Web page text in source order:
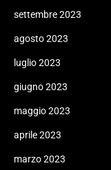
settembre 2023
agosto 2023
luglio 2023
giugno 2023
maggio 2023
aprile 2023
marzo 2023